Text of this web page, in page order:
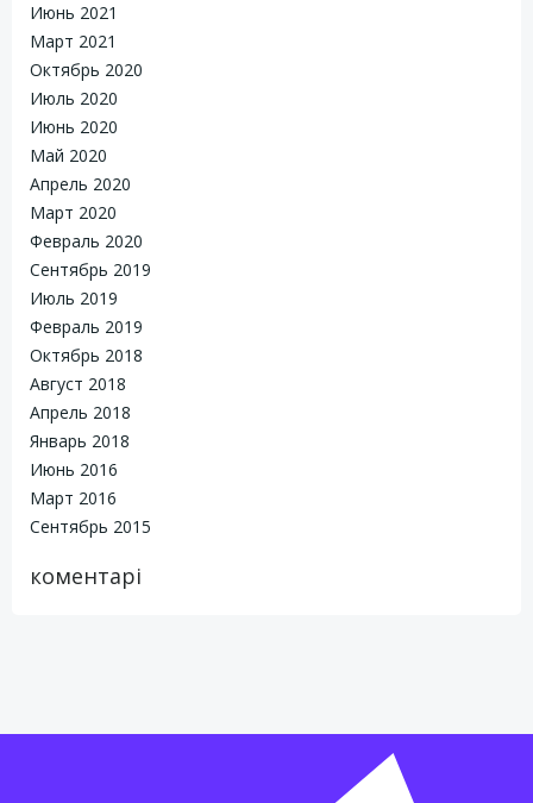
Июнь 2021
Март 2021
Октябрь 2020
Июль 2020
Июнь 2020
Май 2020
Апрель 2020
Март 2020
Февраль 2020
Сентябрь 2019
Июль 2019
Февраль 2019
Октябрь 2018
Август 2018
Апрель 2018
Январь 2018
Июнь 2016
Март 2016
Сентябрь 2015
коментарі